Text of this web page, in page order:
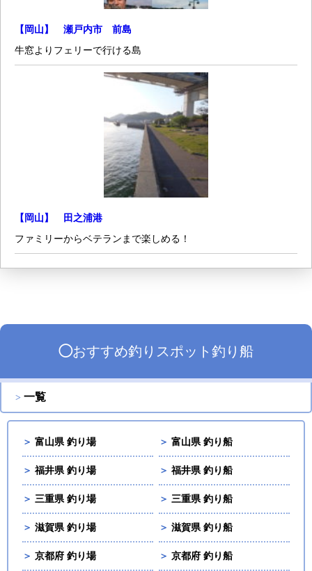
【岡山】 瀬戸内市 前島
牛窓よりフェリーで行ける島
【岡山】 田之浦港
ファミリーからベテランまで楽しめる！
◯おすすめ釣りスポット 釣り船
一覧
＞ 富山県 釣り場 ＞ 富山県 釣り船
＞ 福井県 釣り場 ＞ 福井県 釣り船
＞ 三重県 釣り場 ＞ 三重県 釣り船
＞ 滋賀県 釣り場 ＞ 滋賀県 釣り船
＞ 京都府 釣り場 ＞ 京都府 釣り船